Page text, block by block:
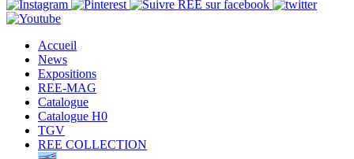
Accueil
News
Expositions
REE-MAG
Catalogue
Catalogue H0
TGV
REE COLLECTION